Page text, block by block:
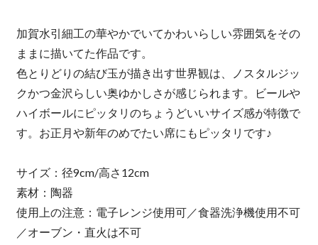
加賀水引細工の華やかでいてかわいらしい雰囲気をその
ままに描いてた作品です。
色とりどりの結び玉が描き出す世界観は、ノスタルジッ
クかつ金沢らしい奥ゆかしさが感じられます。ビールや
ハイボールにピッタリのちょうどいいサイズ感が特徴で
す。お正月や新年のめでたい席にもピッタリです♪
サイズ：径9cm/高さ12cm
素材：陶器
使用上の注意：電子レンジ使用可／食器洗浄機使用不可
／オーブン・直火は不可